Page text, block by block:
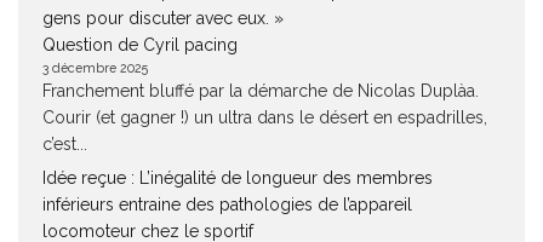
gens pour discuter avec eux. »
Question de Cyril pacing
3 décembre 2025
Franchement bluffé par la démarche de Nicolas Duplàa.
Courir (et gagner !) un ultra dans le désert en espadrilles,
c’est...
Idée reçue : L’inégalité de longueur des membres
inférieurs entraine des pathologies de l’appareil
locomoteur chez le sportif